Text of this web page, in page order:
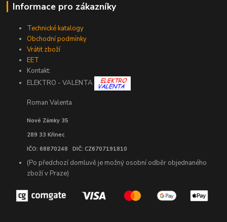
Informace pro zákazníky
Technické katalogy
Obchodní podmínky
Vrátit zboží
EET
Kontakt:
ELEKTRO - VALENTA
Roman Valenta
Nové Zámky 35
289 33 Křinec
IČO: 68870248 DIČ: CZ6707191810
(Po předchozí domluvě je možný osobní odběr objednaného
zboží v Praze)